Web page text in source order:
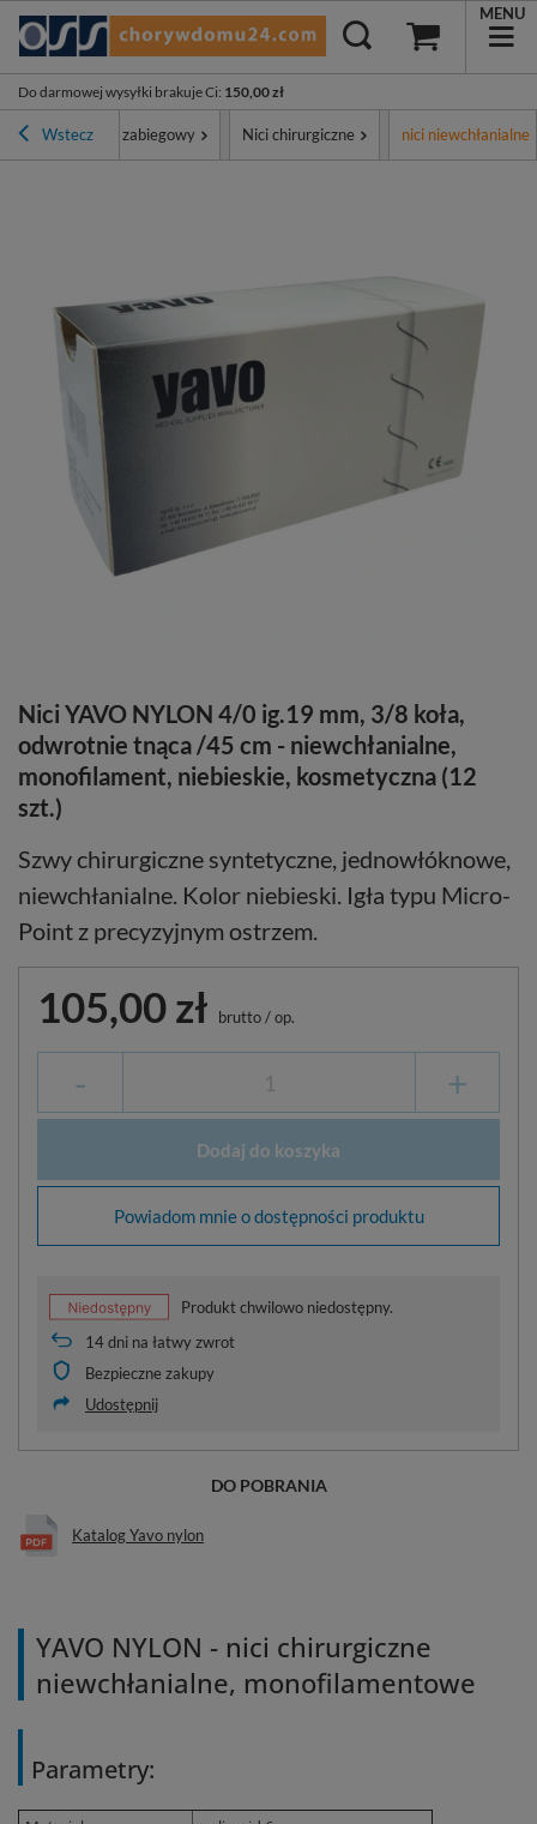
Do darmowej wysyłki brakuje Ci: 150,00 zł
MENU
WsteczSprzęt zabiegowy Nici chirurgiczne nici niewchłanialne
Nici YAVO NYLON 4/0 ig.19 mm, 3/8 koła,
odwrotnie tnąca /45 cm - niewchłanialne,
monofilament, niebieskie, kosmetyczna (12
szt.)
Szwy chirurgiczne syntetyczne, jednowłóknowe,
niewchłanialne. Kolor niebieski. Igła typu Micro-
Point z precyzyjnym ostrzem.
105,00 zł brutto/op.
- +
Dodaj do koszyka
Powiadom mnie o dostępności produktu
Produkt chwilowo niedostępny.
14dni na łatwy zwrot
Bezpieczne zakupy
Udostępnij
DO POBRANIA
Katalog Yavo nylon
YAVO NYLON - nici chirurgiczne
niewchłanialne, monofilamentowe
Parametry: